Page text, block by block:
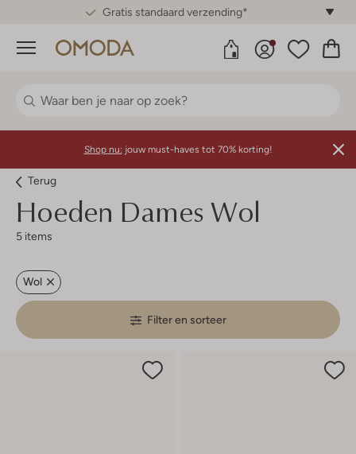
Gratis standaard verzending*
Menu
Shop nu: jouw must-haves tot 70% korting!
Terug
Hoeden Dames Wol
5 items
Wol
Filter en sorteer